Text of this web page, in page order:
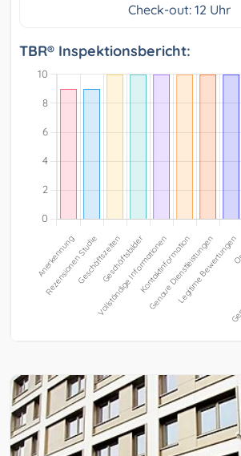
Check-out: 12 Uhr
TBR® Inspektionsbericht: